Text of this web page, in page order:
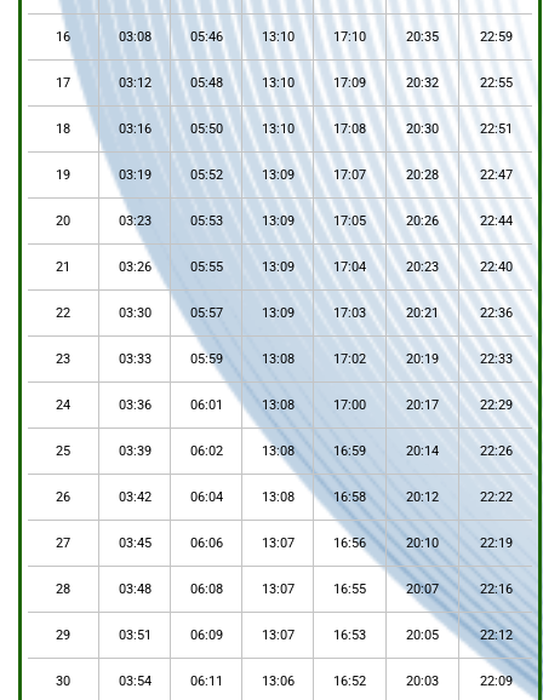
16 03:08 05:46 13:10 17:10 20:35 22:59
17 03:12 05:48 13:10 17:09 20:32 22:55
18 03:16 05:50 13:10 17:08 20:30 22:51
19 03:19 05:52 13:09 17:07 20:28 22:47
20 03:23 05:53 13:09 17:05 20:26 22:44
21 03:26 05:55 13:09 17:04 20:23 22:40
22 03:30 05:57 13:09 17:03 20:21 22:36
23 03:33 05:59 13:08 17:02 20:19 22:33
24 03:36 06:01 13:08 17:00 20:17 22:29
25 03:39 06:02 13:08 16:59 20:14 22:26
26 03:42 06:04 13:08 16:58 20:12 22:22
27 03:45 06:06 13:07 16:56 20:10 22:19
28 03:48 06:08 13:07 16:55 20:07 22:16
29 03:51 06:09 13:07 16:53 20:05 22:12
30 03:54 06:11 13:06 16:52 20:03 22:09